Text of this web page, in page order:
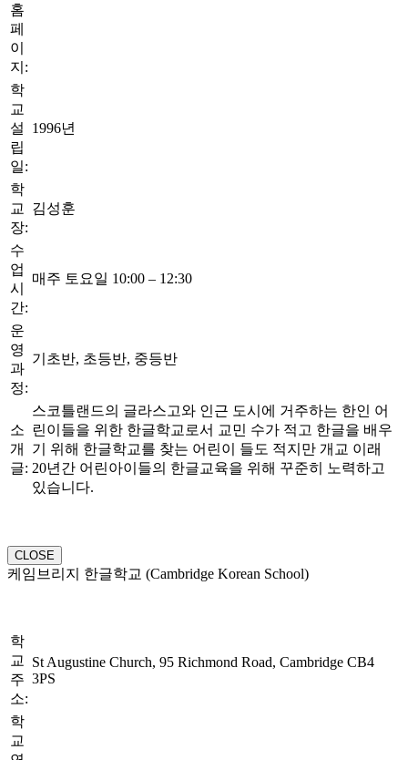
홈
페
이
지:
학
교
설
립
일:
1996년
학
교
장:
김성훈
수
업
시
간:
매주 토요일 10:00 – 12:30
운
영
과
정:
기초반, 초등반, 중등반
소
개
글:
스코틀랜드의 글라스고와 인근 도시에 거주하는 한인 어
린이들을 위한 한글학교로서 교민 수가 적고 한글을 배우
기 위해 한글학교를 찾는 어린이 들도 적지만 개교 이래
20년간 어린아이들의 한글교육을 위해 꾸준히 노력하고
있습니다.
CLOSE
케임브리지 한글학교 (Cambridge Korean School)
학
교
주
소:
St Augustine Church, 95 Richmond Road, Cambridge CB4
3PS
학
교